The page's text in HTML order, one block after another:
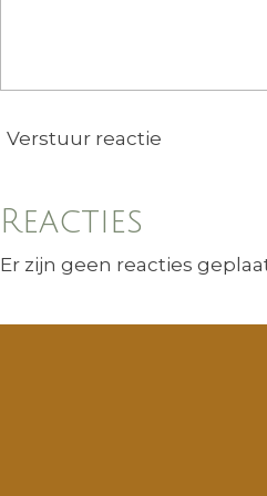
Verstuur reactie
Reacties
Er zijn geen reacties